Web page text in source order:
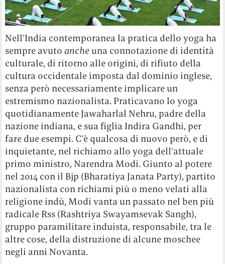
Nell’India contemporanea la pratica dello yoga ha
sempre avuto ancheuna connotazione di identità
culturale, di ritorno alle origini, di rifiuto della
cultura occidentale imposta dal dominio inglese,
senza però necessariamente implicare un
estremismo nazionalista. Praticavano lo yoga
quotidianamente Jawaharlal Nehru, padre della
nazione indiana, e sua figlia Indira Gandhi, per
fare due esempi. C’è qualcosa di nuovo però, e di
inquietante, nel richiamo allo yoga dell’attuale
primo ministro, Narendra Modi. Giunto al potere
nel 2014 con il Bjp (Bharatiya Janata Party), partito
nazionalista con richiami più o meno velati alla
religione indù, Modi vanta un passato nel ben più
radicale Rss (Rashtriya Swayamsevak Sangh),
gruppo paramilitare induista, responsabile, tra le
altre cose, della distruzione di alcune moschee
negli anni Novanta.